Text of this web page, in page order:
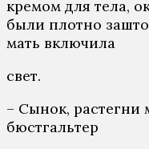
кремом для тела,
были плотно
мать включила
свет.
– Сынок, растегни
бюстгальтер